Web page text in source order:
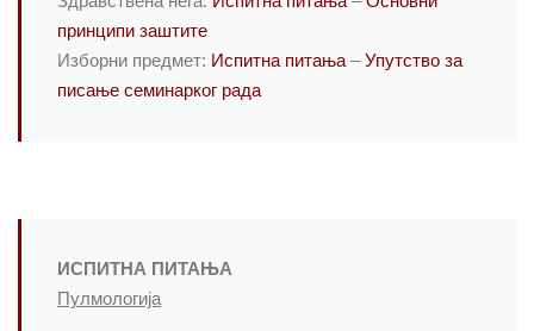
принципи заштите
Изборни предмет: Испитна питања –Упутство за
писање семинарког рада
ИСПИТНА ПИТАЊА
Пулмологија